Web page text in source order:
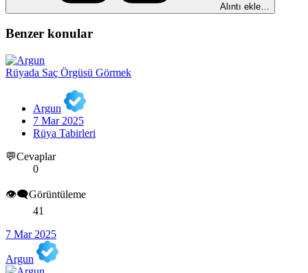
Alıntı ekle…
Benzer konular
Rüyada Saç Örgüsü Görmek
Argun
7 Mar 2025
Rüya Tabirleri
💬Cevaplar
0
👁️‍🗨️Görüntüleme
41
7 Mar 2025
Argun